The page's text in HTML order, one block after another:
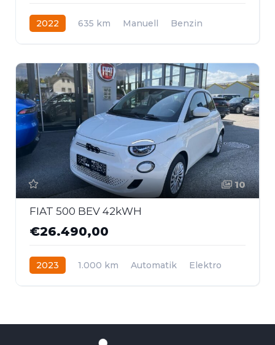
2022 635 km Manuell
Benzin
10
FIAT 500 BEV 42kWH
€26.490,00
2023 1.000 km Automatik
Elektro